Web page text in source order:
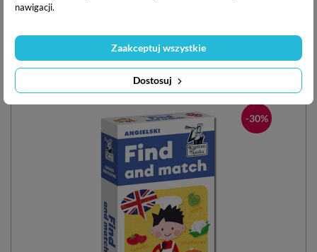
Podziel się ze znajomymi
Inne w serii
-30%
nawigacji.
Dostosuj
Zaakceptuj wszystkie